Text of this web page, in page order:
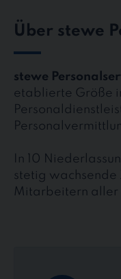
Über stewe
stewe
etablierte Größe
In 10
stetig wachsende
Mitarbeitern aller